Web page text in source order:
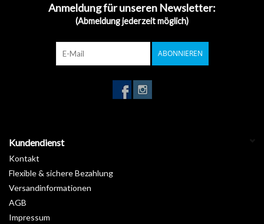
Anmeldung für unseren Newsletter:
(Abmeldung jederzeit möglich)
ABONNIEREN
Kundendienst
Kontakt
Flexible & sichere Bezahlung
Versandinformationen
AGB
Impressum